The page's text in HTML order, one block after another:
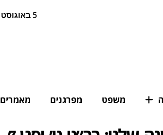
5 באוגוסט 2026 18:30
משפט מפרגנים מאמרים